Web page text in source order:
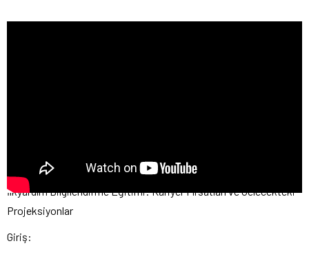
İlkyardım Bilgilendirme Eğitimi: Kariyer Fırsatları ve Gelecekteki
Projeksiyonlar
Giriş: